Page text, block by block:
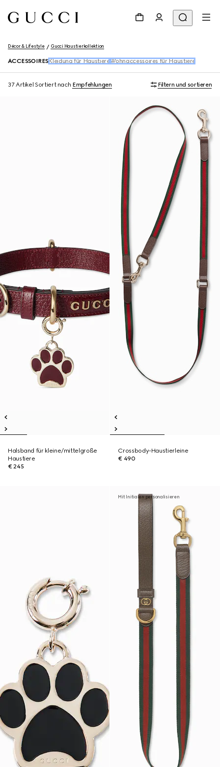
Décor & Lifestyle Gucci Haustierkollektion
ACCESSOIRES Kleidung für Haustiere​ Wohnaccessoires für Haustiere
37 Artikel Sortiert nach Empfehlungen Filtern und sortieren
Halsband für kleine/mittelgroße
Haustiere
€ 245
Crossbody-Haustierleine
€ 490
Mit Initialen personalisieren